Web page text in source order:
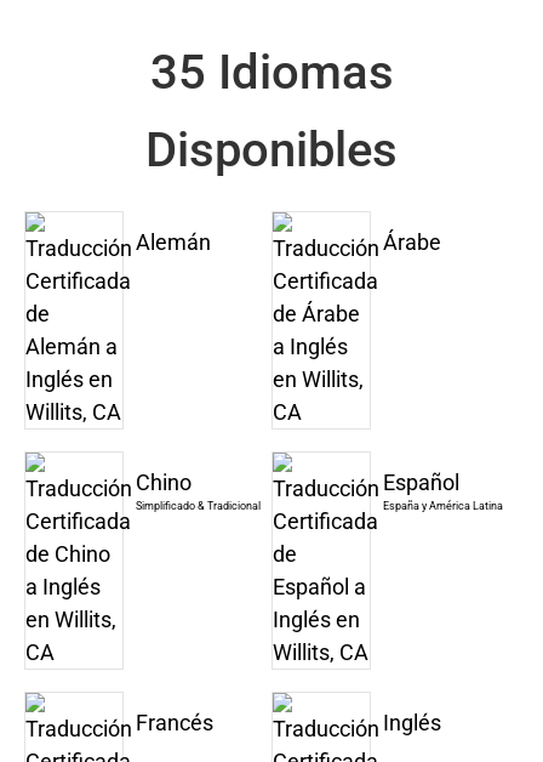
35 Idiomas
Disponibles
Alemán Árabe
Chino
Simplificado & Tradicional
Español
España y América Latina
Francés Inglés